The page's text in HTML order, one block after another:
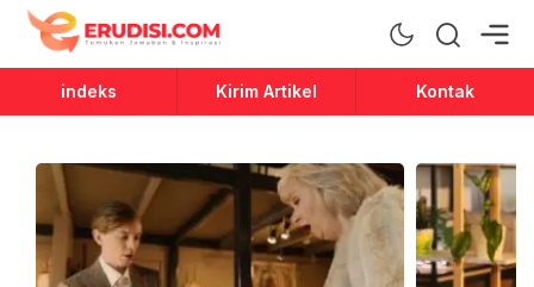
Erudisi
Temukan Jawaban dan Inspirasi
indeks Kirim Artikel Kontak